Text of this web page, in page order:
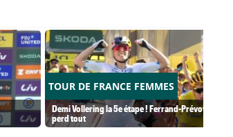
TOUR DE FRANCE FEMMES
Demi Vollering la 5e étape ! Ferrand-Prévot
perd tout